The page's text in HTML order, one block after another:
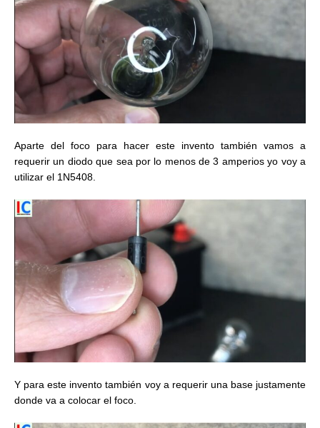
Aparte del foco para hacer este invento también vamos a
requerir un diodo que sea por lo menos de 3 amperios yo voy a
utilizar el 1N5408.
Y para este invento también voy a requerir una base justamente
donde va a colocar el foco.